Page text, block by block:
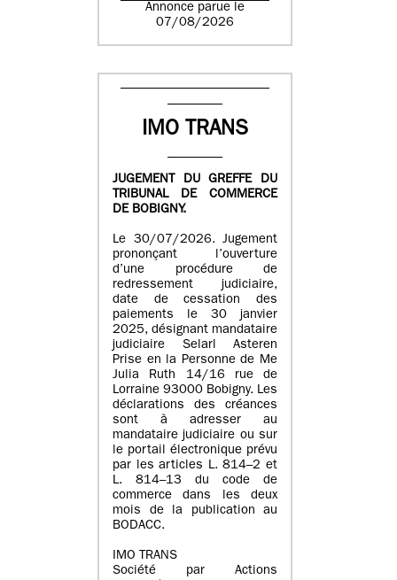
Annonce parue le
07/08/2026
IMO TRANS
JUGEMENT DU GREFFE DU
TRIBUNAL DE COMMERCE
DE BOBIGNY.
Le 30/07/2026. Jugement
prononçant l’ouverture
d’une procédure de
redressement judiciaire,
date de cessation des
paiements le 30 janvier
2025, désignant mandataire
judiciaire Selarl Asteren
Prise en la Personne de Me
Julia Ruth 14/16 rue de
Lorraine 93000 Bobigny. Les
déclarations des créances
sont à adresser au
mandataire judiciaire ou sur
le portail électronique prévu
par les articles L. 814–2 et
L. 814–13 du code de
commerce dans les deux
mois de la publication au
BODACC.
IMO TRANS
Société par Actions